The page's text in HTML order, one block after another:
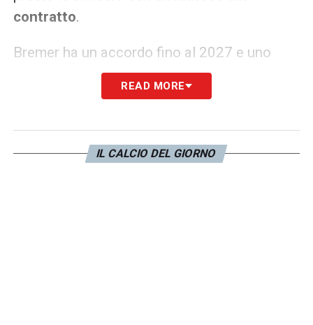
contratto.
Bremer ha un accordo fino al 2027 e uno
5 milioni: nelle intenzioni del
prolungamento di un’ulteriore
alleggerire i costi sul lungo periodo. Lo
READ MORE
IL CALCIO DEL GIORNO